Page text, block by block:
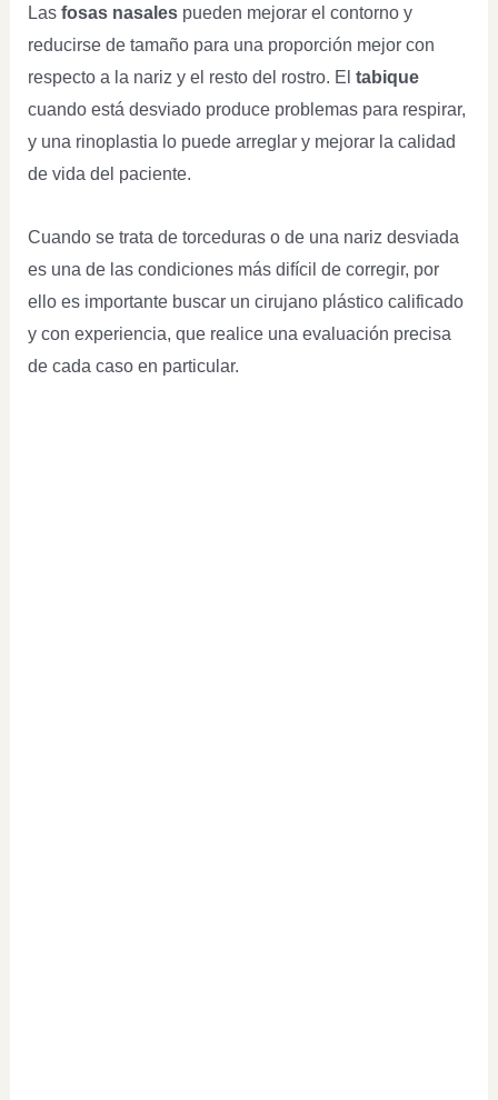
Las fosas nasales pueden mejorar el contorno y
reducirse de tamaño para una proporción mejor con
respecto a la nariz y el resto del rostro. El tabique
cuando está desviado produce problemas para respirar,
y una rinoplastia lo puede arreglar y mejorar la calidad
de vida del paciente.
Cuando se trata de torceduras o de una nariz desviada
es una de las condiciones más difícil de corregir, por
ello es importante buscar un cirujano plástico calificado
y con experiencia, que realice una evaluación precisa
de cada caso en particular.